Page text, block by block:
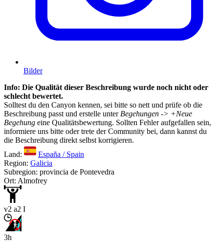
Bilder
Info: Die Qualität dieser Beschreibung wurde noch nicht oder
schlecht bewertet.
Solltest du den Canyon kennen, sei bitte so nett und prüfe ob die
Beschreibung passt und erstelle unter Begehungen -> +Neue
Begehung eine Qualitätsbewertung. Sollten Fehler aufgefallen sein,
informiere uns bitte oder trete der Community bei, dann kannst du
die Beschreibung direkt selbst korrigieren.
Land:
España / Spain
Region: Galicia
Subregion: provincia de Pontevedra
Ort: Almofrey
v2 a2 I
3h